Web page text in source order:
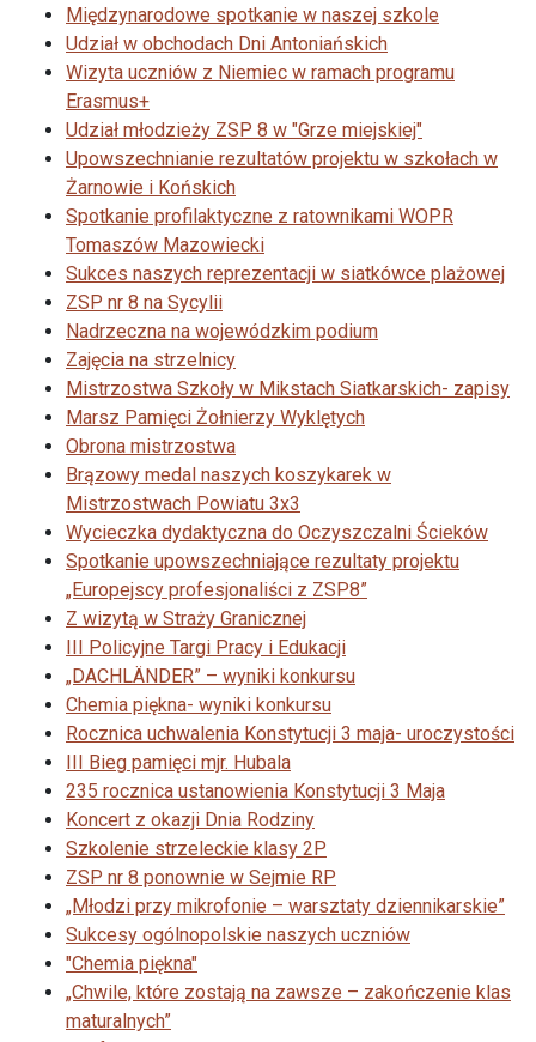
Międzynarodowe spotkanie w naszej szkole
Udział w obchodach Dni Antoniańskich
Wizyta uczniów z Niemiec w ramach programu
Erasmus+
Udział młodzieży ZSP 8 w "Grze miejskiej"
Upowszechnianie rezultatów projektu w szkołach w
Żarnowie i Końskich
Spotkanie profilaktyczne z ratownikami WOPR
Tomaszów Mazowiecki
Sukces naszych reprezentacji w siatkówce plażowej
ZSP nr 8 na Sycylii
Nadrzeczna na wojewódzkim podium
Zajęcia na strzelnicy
Mistrzostwa Szkoły w Mikstach Siatkarskich- zapisy
Marsz Pamięci Żołnierzy Wyklętych
Obrona mistrzostwa
Brązowy medal naszych koszykarek w
Mistrzostwach Powiatu 3x3
Wycieczka dydaktyczna do Oczyszczalni Ścieków
Spotkanie upowszechniające rezultaty projektu
„Europejscy profesjonaliści z ZSP8”
Z wizytą w Straży Granicznej
III Policyjne Targi Pracy i Edukacji
„DACHLÄNDER” – wyniki konkursu
Chemia piękna- wyniki konkursu
Rocznica uchwalenia Konstytucji 3 maja- uroczystości
III Bieg pamięci mjr. Hubala
235 rocznica ustanowienia Konstytucji 3 Maja
Koncert z okazji Dnia Rodziny
Szkolenie strzeleckie klasy 2P
ZSP nr 8 ponownie w Sejmie RP
„Młodzi przy mikrofonie – warsztaty dziennikarskie”
Sukcesy ogólnopolskie naszych uczniów
"Chemia piękna"
„Chwile, które zostają na zawsze – zakończenie klas
maturalnych”